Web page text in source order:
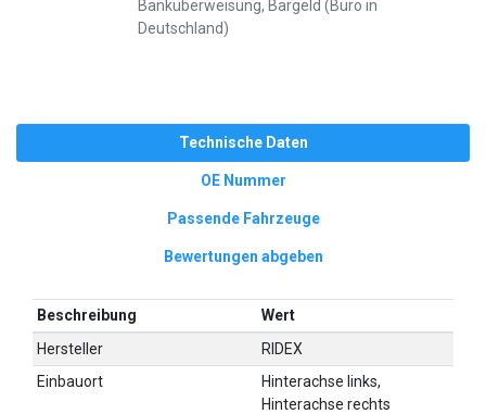
Banküberweisung, Bargeld (Büro in
Deutschland)
Technische Daten
OE Nummer
Passende Fahrzeuge
Bewertungen abgeben
Beschreibung
Wert
Hersteller
RIDEX
Einbauort
Hinterachse links,
Hinterachse rechts